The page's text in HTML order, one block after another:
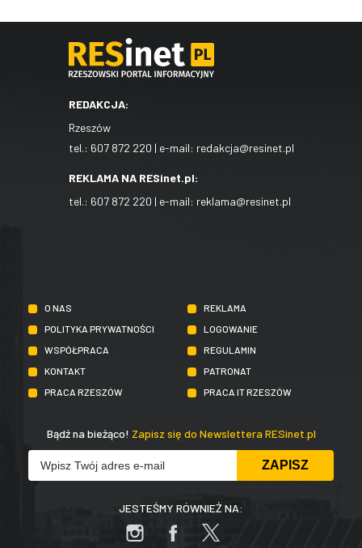
REDAKCJA:
Rzeszów
tel.: 607 872 220 | e-mail: redakcja@resinet.pl
REKLAMA NA RESinet.pl:
tel.: 607 872 220 | e-mail: reklama@resinet.pl
O NAS
REKLAMA
POLITYKA PRYWATNOŚCI
LOGOWANIE
WSPÓŁPRACA
REGULAMIN
KONTAKT
PATRONAT
PRACA RZESZÓW
PRACA IT RZESZÓW
Bądź na bieżąco! Zapisz się do Newslettera RESinet.pl
JESTEŚMY RÓWNIEŻ NA: